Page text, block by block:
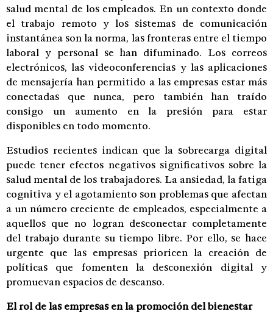
salud mental de los empleados. En un contexto donde
el trabajo remoto y los sistemas de comunicación
instantánea son la norma, las fronteras entre el tiempo
laboral y personal se han difuminado. Los correos
electrónicos, las videoconferencias y las aplicaciones
de mensajería han permitido a las empresas estar más
conectadas que nunca, pero también han traído
consigo un aumento en la presión para estar
disponibles en todo momento.
Estudios recientes indican que la sobrecarga digital
puede tener efectos negativos significativos sobre la
salud mental de los trabajadores. La ansiedad, la fatiga
cognitiva y el agotamiento son problemas que afectan
a un número creciente de empleados, especialmente a
aquellos que no logran desconectar completamente
del trabajo durante su tiempo libre. Por ello, se hace
urgente que las empresas prioricen la creación de
políticas que fomenten la desconexión digital y
promuevan espacios de descanso.
El rol de las empresas en la promoción del bienestar